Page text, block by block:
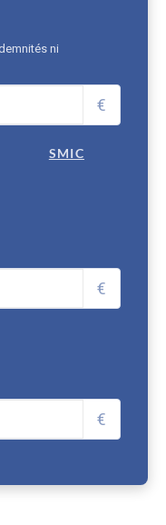
ni
€
SMIC
€
€